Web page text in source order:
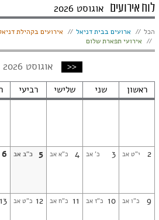
לוח אירועים אוגוסט 2026
הצג:
הכל ארועים בבית דניאל אירועים בקהילת
אירועי תפארת שלום
חודש
קודם
<< אוגוסט 2026
ראשון שני שלישי רביעי
2 י"ט אב 3 כ' אב 4 כ"א אב 5 כ"ב אב 6
9 כ"ו אב 10 כ"ז אב 11 כ"ח אב 12 כ"ט אב 13